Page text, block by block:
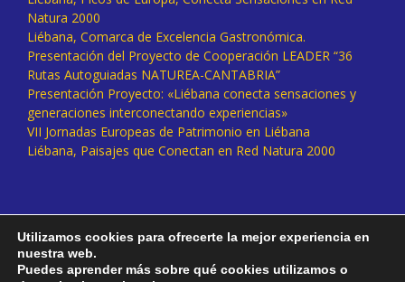
Natura 2000
Liébana, Comarca de Excelencia Gastronómica.
Presentación del Proyecto de Cooperación LEADER “36
Rutas Autoguiadas NATUREA-CANTABRIA”
Presentación Proyecto: «Liébana conecta sensaciones y
generaciones interconectando experiencias»
VII Jornadas Europeas de Patrimonio en Liébana
Liébana, Paisajes que Conectan en Red Natura 2000
Utilizamos cookies para ofrecerte la mejor experiencia en
nuestra web.
Puedes aprender más sobre qué cookies utilizamos o